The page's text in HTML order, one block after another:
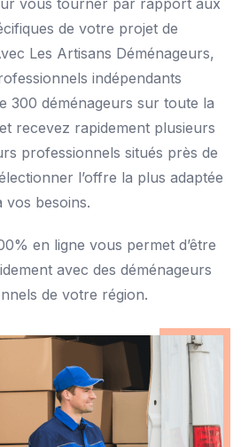
vous tourner par rapport aux
de votre projet de
Les Artisans Déménageurs,
indépendants
300 déménageurs sur toute la
recevez rapidement plusieurs
professionnels situés près de
l’offre la plus adaptée
vos besoins.
en ligne vous permet d’être
avec des déménageurs
de votre région.